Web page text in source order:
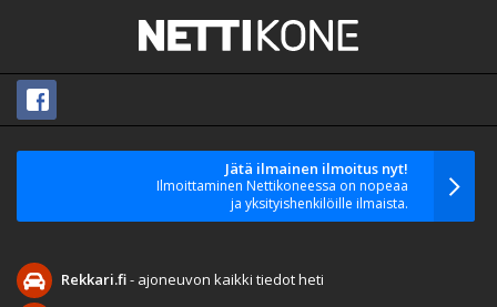
Jätä ilmainen ilmoitus nyt!
Ilmoittaminen Nettikoneessa on nopeaa
ja yksityishenkilöille ilmaista.
Rekkari.fi- ajoneuvon kaikki tiedot heti